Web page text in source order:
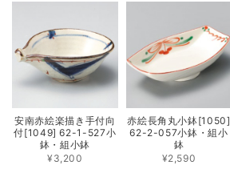
安南赤絵楽描き手付向
付[1049] 62-1-527小
鉢・組小鉢
¥3,200
赤絵長角丸小鉢[1050]
62-2-057小鉢・組小
鉢
¥2,590